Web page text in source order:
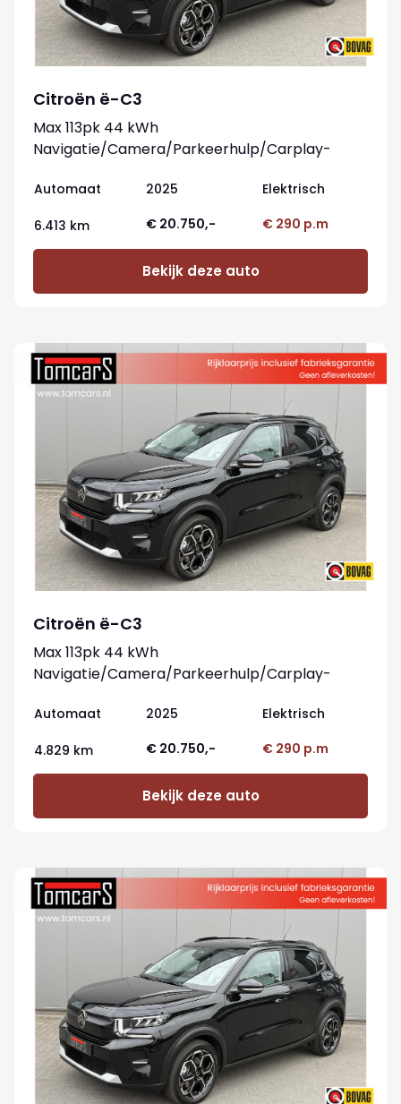
Citroën ë-C3
Max 113pk 44 kWh
Navigatie/Camera/Parkeerhulp/Carplay-
Automaat 2025 Elektrisch
6.413 km € 20.750,- € 290 p.m
Bekijk deze auto
Citroën ë-C3
Max 113pk 44 kWh
Navigatie/Camera/Parkeerhulp/Carplay-
Automaat 2025 Elektrisch
4.829 km € 20.750,- € 290 p.m
Bekijk deze auto